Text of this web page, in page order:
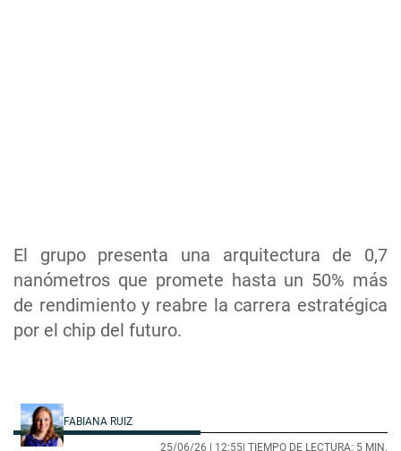
El grupo presenta una arquitectura de 0,7
nanómetros que promete hasta un 50% más
de rendimiento y reabre la carrera estratégica
por el chip del futuro.
FABIANA RUIZ
25/06/26 | 12:55| TIEMPO DE LECTURA: 5 MIN.